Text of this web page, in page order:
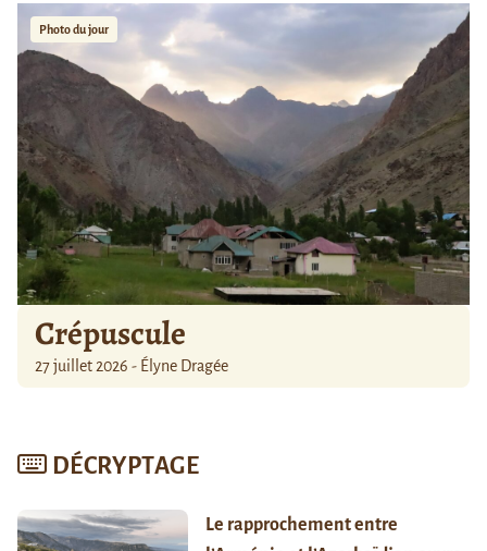
Photo du jour
Crépuscule
27 juillet 2026 - Élyne Dragée
DÉCRYPTAGE
Le rapprochement entre